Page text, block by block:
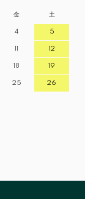
金 土
4 5
11 12
18 19
25 26